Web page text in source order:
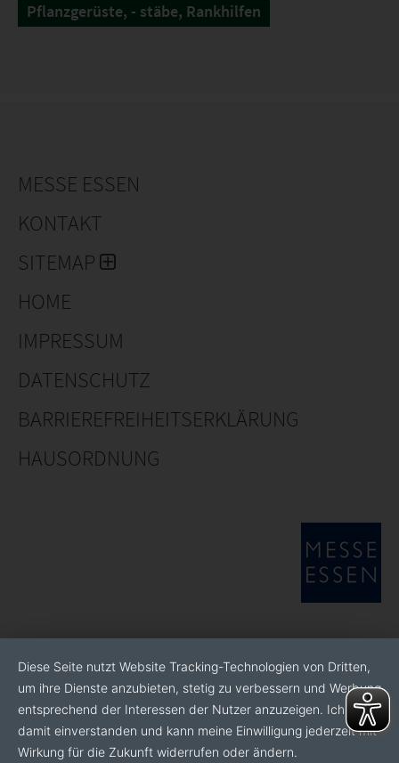
Pflanzgerüste, - stäbe, Rankhilfen
MESSE ESSEN
KONTAKT
SITEMAP
HOME
IMPRESSUM
DATENSCHUTZ
BARRIEREFREIHEITSERKLÄRUNG
HAUSORDNUNG
Diese Seite nutzt Website Tracking-Technologien von Dritten,
um ihre Dienste anzubieten, stetig zu verbessern und Werbung
entsprechend der Interessen der Nutzer anzuzeigen. Ich bin
damit einverstanden und kann meine Einwilligung jederzeit mit
Wirkung für die Zukunft widerrufen oder ändern.